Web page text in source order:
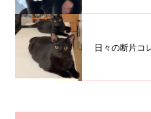
日々の断片コ